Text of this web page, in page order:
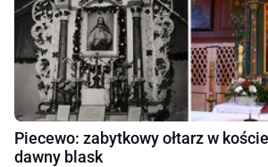
Piecewo: zabytkowy ołtarz w
dawny blask